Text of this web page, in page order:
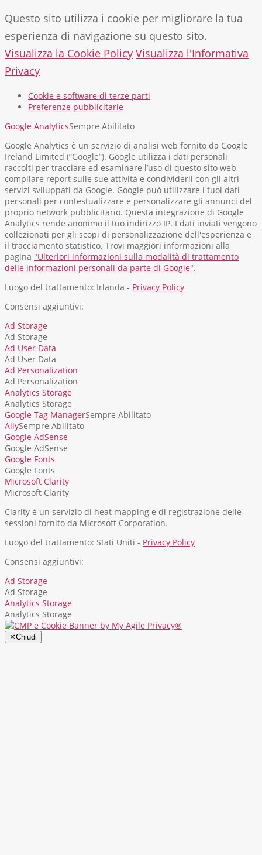
Questo sito utilizza i cookie per migliorare la tua
esperienza di navigazione su questo sito.
Visualizza la Cookie Policy Visualizza l'Informativa
Privacy
Cookie e software di terze parti
Preferenze pubblicitarie
Google AnalyticsSempre Abilitato
Google Analytics è un servizio di analisi web fornito da Google
Ireland Limited (“Google”). Google utilizza i dati personali
raccolti per tracciare ed esaminare l’uso di questo sito web,
compilare report sulle sue attività e condividerli con gli altri
servizi sviluppati da Google. Google può utilizzare i tuoi dati
personali per contestualizzare e personalizzare gli annunci del
proprio network pubblicitario. Questa integrazione di Google
Analytics rende anonimo il tuo indirizzo IP. I dati inviati vengono
collezionati per gli scopi di personalizzazione dell'esperienza e
il tracciamento statistico. Trovi maggiori informazioni alla
pagina "Ulteriori informazioni sulla modalità di trattamento
delle informazioni personali da parte di Google".
Luogo del trattamento: Irlanda - Privacy Policy
Consensi aggiuntivi:
Ad Storage
Ad Storage
Ad User Data
Ad User Data
Ad Personalization
Ad Personalization
Analytics Storage
Analytics Storage
Google Tag ManagerSempre Abilitato
AllySempre Abilitato
Google AdSense
Google AdSense
Google Fonts
Google Fonts
Microsoft Clarity
Microsoft Clarity
Clarity è un servizio di heat mapping e di registrazione delle
sessioni fornito da Microsoft Corporation.
Luogo del trattamento: Stati Uniti - Privacy Policy
Consensi aggiuntivi:
Ad Storage
Ad Storage
Analytics Storage
Analytics Storage
✕Chiudi